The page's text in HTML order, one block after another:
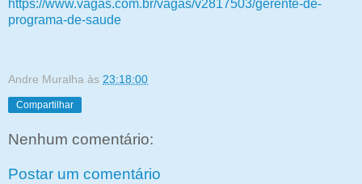
https://www.vagas.com.br/vagas/v2817503/gerente-de-
programa-de-saude
Andre Muralha às 23:18:00
Compartilhar
Nenhum comentário:
Postar um comentário